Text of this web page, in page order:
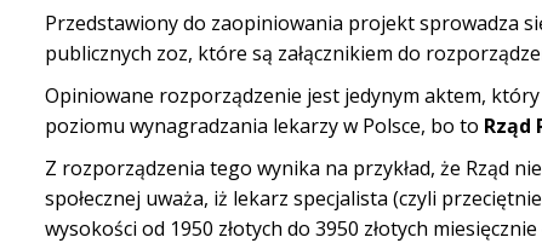
Przedstawiony do zaopiniowania projekt sprowadza
publicznych zoz, które są załącznikiem do
Opiniowane rozporządzenie jest jedynym aktem,
poziomu wynagradzania lekarzy w Polsce, bo to Rząd
Z rozporządzenia tego wynika na przykład, że Rząd
społecznej uważa, iż lekarz specjalista (czyli
wysokości od 1950 złotych do 3950 złotych